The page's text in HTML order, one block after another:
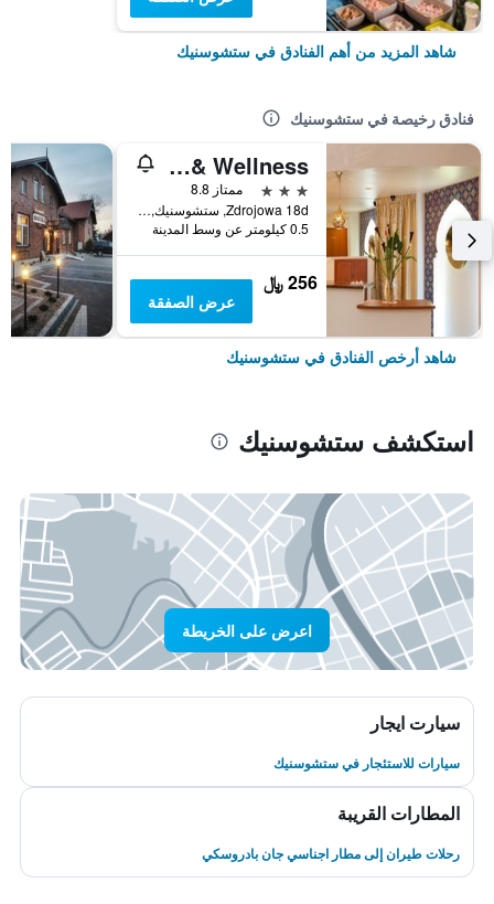
شاهد المزيد من أهم الفنادق في ستشوسنيك
فنادق رخيصة في ستشوسنيك
Abidar Hotel Spa & Wellness
3 نجوم
ممتاز 8.8
Zdrojowa 18d, ستشوسنيك, محافظة كوجاوي بوميرانيا, بولندا
0.5 كيلومتر عن وسط المدينة
256 ﷼
عرض الصفقة
شاهد أرخص الفنادق في ستشوسنيك
استكشف ستشوسنيك
اعرض على الخريطة
سيارت ايجار
سيارات للاستئجار في ستشوسنيك
المطارات القريبة
رحلات طيران إلى مطار اجناسي جان بادروسكي